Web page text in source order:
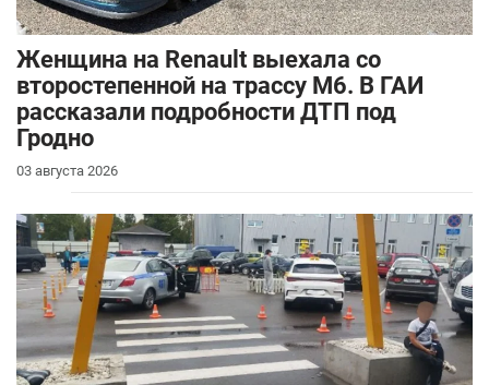
Женщина на Renault выехала со
второстепенной на трассу М6. В ГАИ
рассказали подробности ДТП под
Гродно
03 августа 2026